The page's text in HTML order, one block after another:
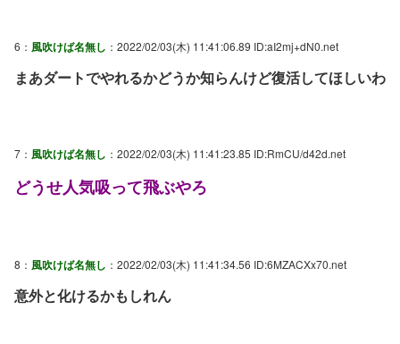
6： 風吹けば名無し ：2022/02/03(木) 11:41:06.89 ID:aI2mj+dN0.net
まあダートでやれるかどうか知らんけど復活してほしいわ
7： 風吹けば名無し ：2022/02/03(木) 11:41:23.85 ID:RmCU/d42d.net
どうせ人気吸って飛ぶやろ
8： 風吹けば名無し ：2022/02/03(木) 11:41:34.56 ID:6MZACXx70.net
意外と化けるかもしれん